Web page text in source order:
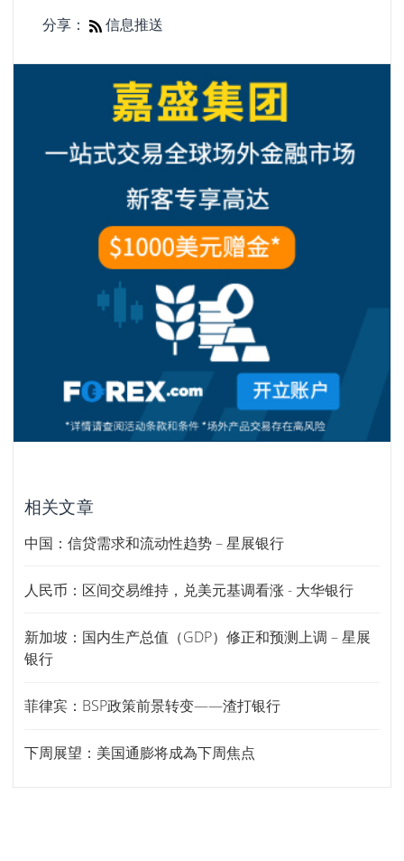
分享： 信息推送
相关文章
中国：信贷需求和流动性趋势 – 星展银行
人民币：区间交易维持，兑美元基调看涨 - 大华银行
新加坡：国内生产总值（GDP）修正和预测上调 – 星展
银行
菲律宾：BSP政策前景转变——渣打银行
下周展望：美国通膨将成為下周焦点